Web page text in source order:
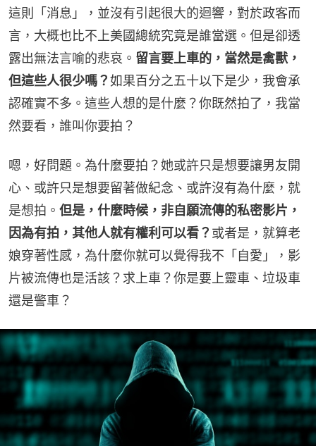
這則「消息」，並沒有引起很大的迴響，對於政客而
言，大概也比不上美國總統究竟是誰當選。但是卻透
露出無法言喻的悲哀。 留言要上車的，當然是禽獸，
但這些人很少嗎？如果百分之五十以下是少，我會承
認確實不多。這些人想的是什麼？你既然拍了，我當
然要看，誰叫你要拍？
嗯，好問題。為什麼要拍？她或許只是想要讓男友開
心、或許只是想要留著做紀念、或許沒有為什麼，就
是想拍。 但是，什麼時候，非自願流傳的私密影片，
因為有拍，其他人就有權利可以看？ 或者是，就算老
娘穿著性感，為什麼你就可以覺得我不「自愛」，影
片被流傳也是活該？求上車？你是要上靈車、垃圾車
還是警車？